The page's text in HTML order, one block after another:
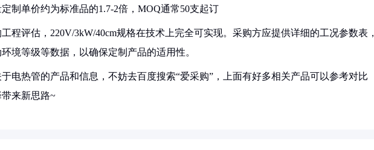
制单价约为标准品的1.7-2倍，MOQ通常50支起订
程评估，220V/3kW/40cm规格在技术上完全可实现。采购方应提供详细的工况参数表，
境等级等数据，以确保定制产品的适用性。
电热管的产品和信息，不妨去百度搜索“爱采购”，上面有好多相关产品可以参考对比
来新思路~